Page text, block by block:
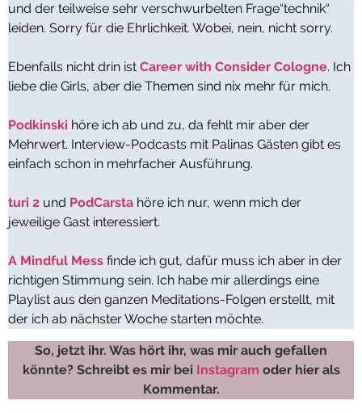
und der teilweise sehr verschwurbelten Frage“technik“
leiden. Sorry für die Ehrlichkeit. Wobei, nein, nicht sorry.
Ebenfalls nicht drin ist Career with Consider Cologne. Ich
liebe die Girls, aber die Themen sind nix mehr für mich.
Podkinski höre ich ab und zu, da fehlt mir aber der
Mehrwert. Interview-Podcasts mit Palinas Gästen gibt es
einfach schon in mehrfacher Ausführung.
turi 2 und PodCarsta höre ich nur, wenn mich der
jeweilige Gast interessiert.
A Mindful Mess finde ich gut, dafür muss ich aber in der
richtigen Stimmung sein. Ich habe mir allerdings eine
Playlist aus den ganzen Meditations-Folgen erstellt, mit
der ich ab nächster Woche starten möchte.
So, jetzt ihr. Was hört ihr, was mir auch gefallen
könnte? Schreibt es mir bei Instagram oder hier als
Kommentar.